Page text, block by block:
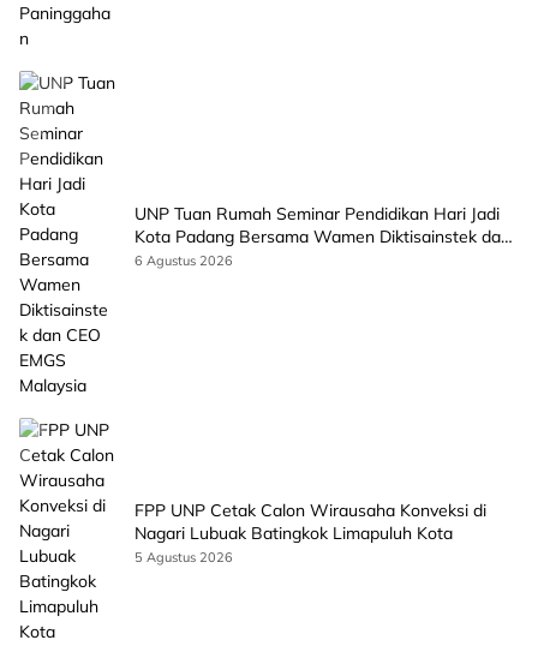
UNP Tuan Rumah Seminar Pendidikan Hari Jadi
Kota Padang Bersama Wamen Diktisainstek dan
CEO EMGS Malaysia
6 Agustus 2026
FPP UNP Cetak Calon Wirausaha Konveksi di
Nagari Lubuak Batingkok Limapuluh Kota
5 Agustus 2026